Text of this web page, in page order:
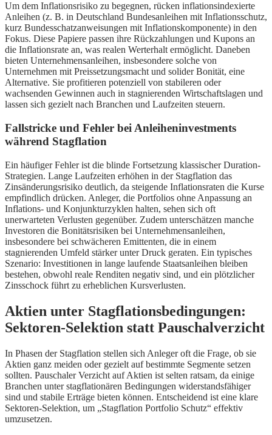
Um dem Inflationsrisiko zu begegnen, rücken inflationsindexierte
Anleihen (z. B. in Deutschland Bundesanleihen mit Inflationsschutz,
kurz Bundesschatzanweisungen mit Inflationskomponente) in den
Fokus. Diese Papiere passen ihre Rückzahlungen und Kupons an
die Inflationsrate an, was realen Werterhalt ermöglicht. Daneben
bieten Unternehmensanleihen, insbesondere solche von
Unternehmen mit Preissetzungsmacht und solider Bonität, eine
Alternative. Sie profitieren potenziell von stabileren oder
wachsenden Gewinnen auch in stagnierenden Wirtschaftslagen und
lassen sich gezielt nach Branchen und Laufzeiten steuern.
Fallstricke und Fehler bei Anleiheninvestments
während Stagflation
Ein häufiger Fehler ist die blinde Fortsetzung klassischer Duration-
Strategien. Lange Laufzeiten erhöhen in der Stagflation das
Zinsänderungsrisiko deutlich, da steigende Inflationsraten die Kurse
empfindlich drücken. Anleger, die Portfolios ohne Anpassung an
Inflations- und Konjunkturzyklen halten, sehen sich oft
unerwarteten Verlusten gegenüber. Zudem unterschätzen manche
Investoren die Bonitätsrisiken bei Unternehmensanleihen,
insbesondere bei schwächeren Emittenten, die in einem
stagnierenden Umfeld stärker unter Druck geraten. Ein typisches
Szenario: Investitionen in lange laufende Staatsanleihen bleiben
bestehen, obwohl reale Renditen negativ sind, und ein plötzlicher
Zinsschock führt zu erheblichen Kursverlusten.
Aktien unter Stagflationsbedingungen:
Sektoren-Selektion statt Pauschalverzicht
In Phasen der Stagflation stellen sich Anleger oft die Frage, ob sie
Aktien ganz meiden oder gezielt auf bestimmte Segmente setzen
sollten. Pauschaler Verzicht auf Aktien ist selten ratsam, da einige
Branchen unter stagflationären Bedingungen widerstandsfähiger
sind und stabile Erträge bieten können. Entscheidend ist eine klare
Sektoren-Selektion, um „Stagflation Portfolio Schutz“ effektiv
umzusetzen.